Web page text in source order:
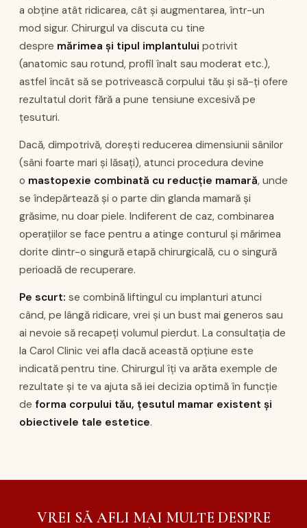
a obține atât ridicarea, cât și augmentarea, într-un
mod sigur. Chirurgul va discuta cu tine
despre mărimea și tipul implantului potrivit
(anatomic sau rotund, profil înalt sau moderat etc.),
astfel încât să se potrivească corpului tău și să-ți ofere
rezultatul dorit fără a pune tensiune excesivă pe
țesuturi.
Dacă, dimpotrivă, dorești reducerea dimensiunii sânilor
(sâni foarte mari și lăsați), atunci procedura devine
o mastopexie combinată cu reducție mamară, unde
se îndepărtează și o parte din glanda mamară și
grăsime, nu doar piele. Indiferent de caz, combinarea
operațiilor se face pentru a atinge conturul și mărimea
dorite dintr-o singură etapă chirurgicală, cu o singură
perioadă de recuperare.
Pe scurt: se combină liftingul cu implanturi atunci
când, pe lângă ridicare, vrei și un bust mai generos sau
ai nevoie să recapeți volumul pierdut. La consultația de
la Carol Clinic vei afla dacă această opțiune este
indicată pentru tine. Chirurgul îți va arăta exemple de
rezultate și te va ajuta să iei decizia optimă în funcție
de forma corpului tău, țesutul mamar existent și
obiectivele tale estetice.
VREI SĂ AFLI MAI MULTE DESPRE